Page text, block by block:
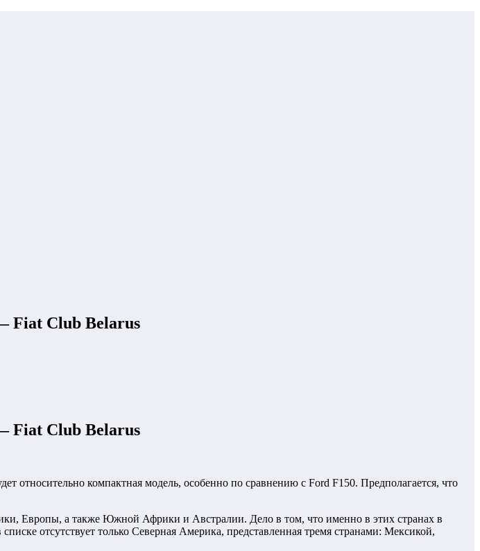
Fiat Club Belarus
Fiat Club Belarus
относительно компактная модель, особенно по сравнению с Ford F150. Предполагается, что
Европы, а также Южной Африки и Австралии. Дело в том, что именно в этих странах в
отсутствует только Северная Америка, представленная тремя странами: Мексикой,